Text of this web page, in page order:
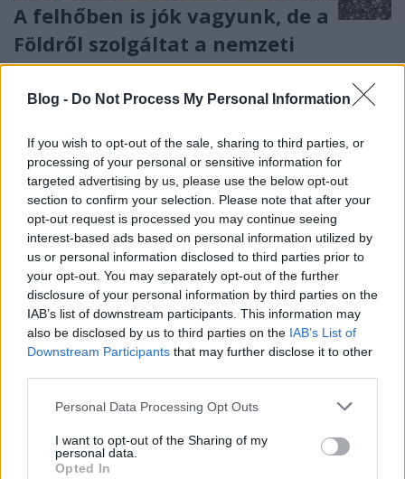
Blog - Do Not Process My Personal Information
If you wish to opt-out of the sale, sharing to third parties, or
processing of your personal or sensitive information for
targeted advertising by us, please use the below opt-out
section to confirm your selection. Please note that after your
opt-out request is processed you may continue seeing
interest-based ads based on personal information utilized by
us or personal information disclosed to third parties prior to
your opt-out. You may separately opt-out of the further
disclosure of your personal information by third parties on the
IAB’s list of downstream participants. This information may
also be disclosed by us to third parties on the IAB’s List of
Downstream Participants that may further disclose it to other
Please note that this website/app uses one or more Google
not limited to your visit or usage behaviour. You may click to
grant or deny consent to Google and its third-party tags to
Personal Data Processing Opt Outs
I want to opt-out of the Sharing of my
personal data.
Opted In
A felhőben is jók vagyunk, de a
Földről szolgáltat a nemzeti
könyvtár /// OSZK PODCAST 2023
S01E01
Az OSZK első pilot podcastjában Sudár Annamária
tanár, előadóművész, webszerkesztő, a nemzeti
könyvtár online és offline tartalmainak egyik
gazdája és Rózsa Dávid informatikus könyvtáros,
kulturális szakértő, a nemzeti könyvtár főigazgatója
beszélgetett Tóth Péter kulturális menedzserrel, a
könyvtár…